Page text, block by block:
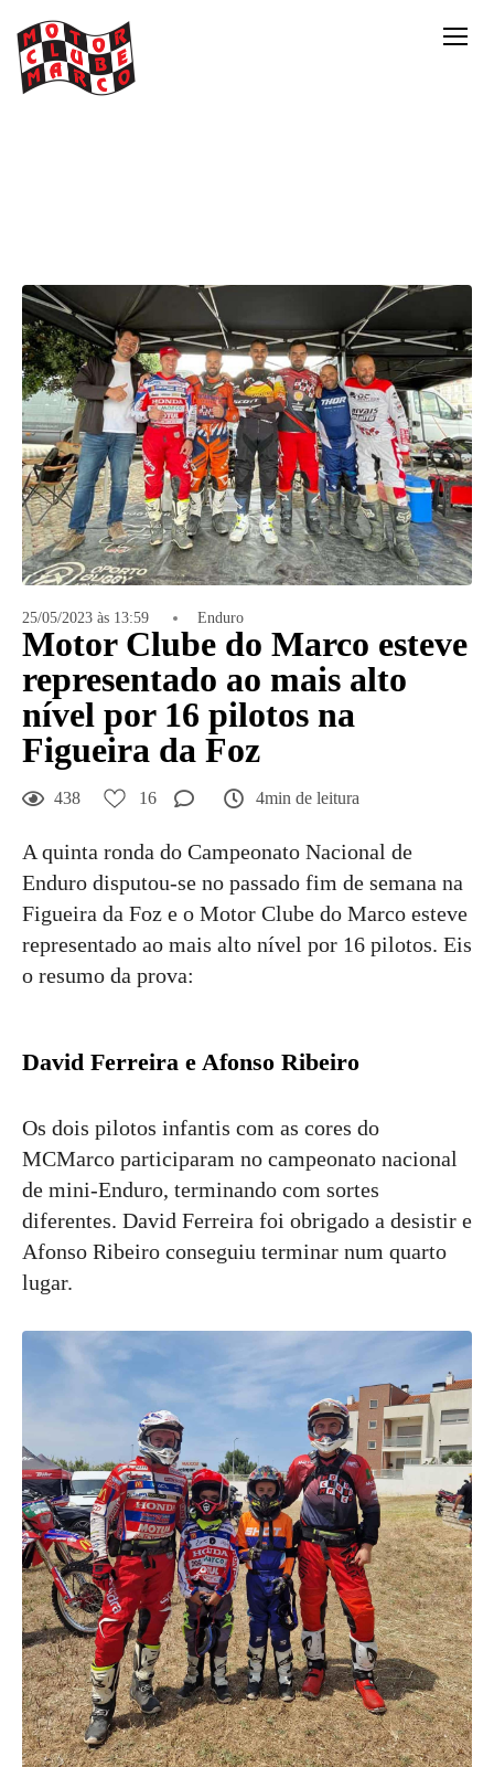
25/05/2023 às 13:59 Enduro
Motor Clube do Marco esteve
representado ao mais alto
nível por 16 pilotos na
Figueira da Foz
438 16 4min de leitura
A quinta ronda do Campeonato Nacional de
Enduro disputou-se no passado fim de semana na
Figueira da Foz e o Motor Clube do Marco esteve
representado ao mais alto nível por 16 pilotos. Eis
o resumo da prova:
David Ferreira e Afonso Ribeiro
Os dois pilotos infantis com as cores do
MCMarco participaram no campeonato nacional
de mini-Enduro, terminando com sortes
diferentes. David Ferreira foi obrigado a desistir e
Afonso Ribeiro conseguiu terminar num quarto
lugar.